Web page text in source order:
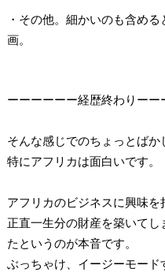
・その他。細かいのも含め
画。
ーーーーーー経歴終わりーー
そんな感じでのちょっとばか
特にアフリカは面白いです。
アフリカのビジネスに興味を
正直一生分の財産を築いて
たというのが本音です。
ぶっちゃけ、イージーモー